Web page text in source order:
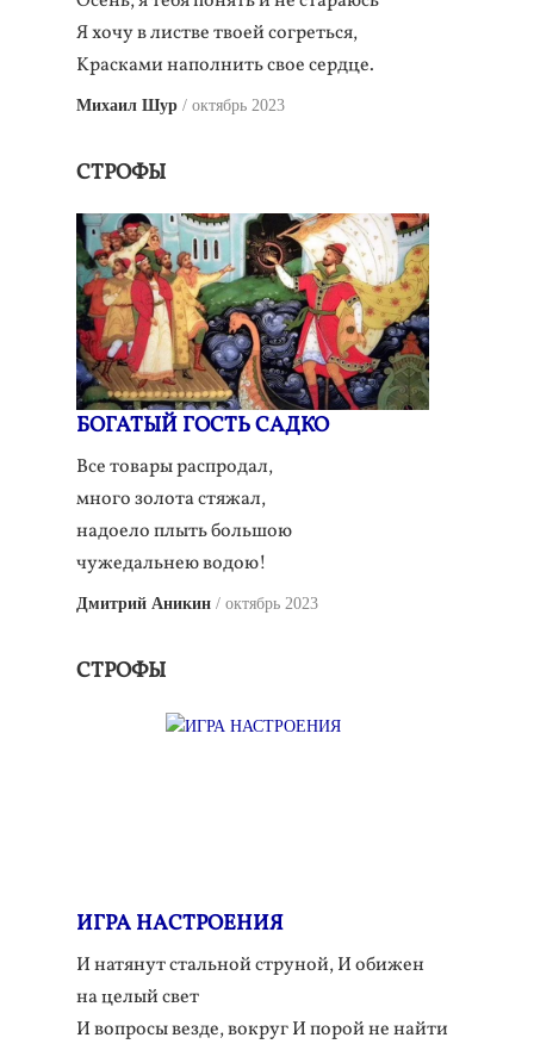
Я хочу в листве твоей согреться,
Kрасками наполнить свое сердце.
Михаил Шур октябрь 2023
СТРОФЫ
БОГАТЫЙ ГОСТЬ САДКО
Все товары распродал,
много золота стяжал,
надоело плыть большою
чужедальнею водою!
Дмитрий Аникин октябрь 2023
СТРОФЫ
ИГРА НАСТРОЕНИЯ
И натянут стальной струной, И обижен
на целый свет
И вопросы везде, вокруг И порой не найти